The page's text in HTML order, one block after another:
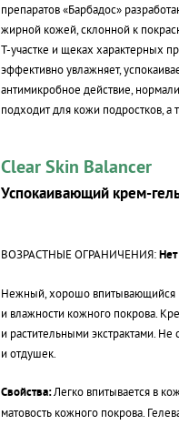
препаратов «Барбадос»
жирной кожей, склонной к
Т-участке и щеках характерных
эффективно увлажняет,
антимикробное действие,
подходит для кожи подростков, а
Clear Skin Balancer
Успокаивающий крем-
ВОЗРАСТНЫЕ ОГРАНИЧЕНИЯ:
Нежный, хорошо впитывающийся
и влажности кожного покрова.
и растительными экстрактами.
и отдушек.
Свойства:Легко впитывается в
матовость кожного покрова.